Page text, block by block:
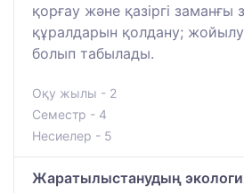
қорғау және қазіргі заманғы
құралдарын қолдану;
болып табылады.
Оқу жылы - 2
Семестр - 4
Несиелер - 5
Жаратылыстанудың